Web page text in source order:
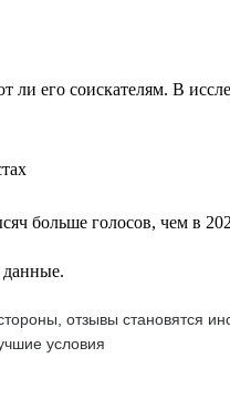
ли его соискателям. В
больше голосов, чем в
данные.
отзывы становятся
условия